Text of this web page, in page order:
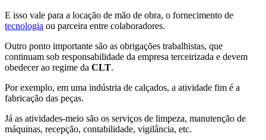
E isso vale para a locação de mão de obra, o fornecimento de
tecnologia ou parceira entre colaboradores.
Outro ponto importante são as obrigações trabalhistas, que
continuam sob responsabilidade da empresa terceirizada e devem
obedecer ao regime da CLT.
Por exemplo, em uma indústria de calçados, a atividade fim é a
fabricação das peças.
Já as atividades-meio são os serviços de limpeza, manutenção de
máquinas, recepção, contabilidade, vigilância, etc.